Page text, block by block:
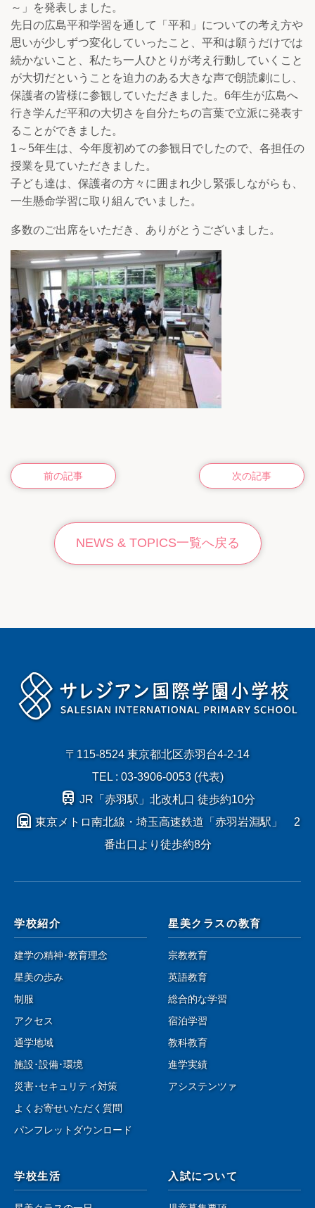
～」を発表しました。
先日の広島平和学習を通して「平和」についての考え方や
思いが少しずつ変化していったこと、平和は願うだけでは
続かないこと、私たち一人ひとりが考え行動していくこと
が大切だということを迫力のある大きな声で朗読劇にし、
保護者の皆様に参観していただきました。6年生が広島へ
行き学んだ平和の大切さを自分たちの言葉で立派に発表す
ることができました。
1～5年生は、今年度初めての参観日でしたので、各担任の
授業を見ていただきました。
子ども達は、保護者の方々に囲まれ少し緊張しながらも、
一生懸命学習に取り組んでいました。
多数のご出席をいただき、ありがとうございました。
前の記事 次の記事
NEWS & TOPICS一覧へ戻る
〒115-8524 東京都北区赤羽台4-2-14
TEL : 03-3906-0053 (代表)
train JR「赤羽駅」北改札口 徒歩約10分
subway 東京メトロ南北線・埼玉高速鉄道「赤羽岩淵駅」 2
番出口より徒歩約8分
学校紹介
建学の精神･教育理念
星美の歩み
制服
アクセス
通学地域
施設･設備･環境
災害･セキュリティ対策
よくお寄せいただく質問
パンフレットダウンロード
星美クラスの教育
宗教教育
英語教育
総合的な学習
宿泊学習
教科教育
進学実績
アシステンツァ
学校生活 入試について